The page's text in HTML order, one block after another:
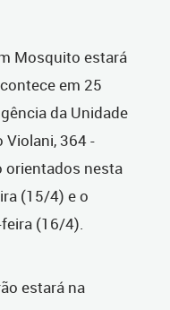
Mosquito estará
em 25
da Unidade
Violani, 364 -
orientados nesta
(15/4) e o
(16/4).
estará na